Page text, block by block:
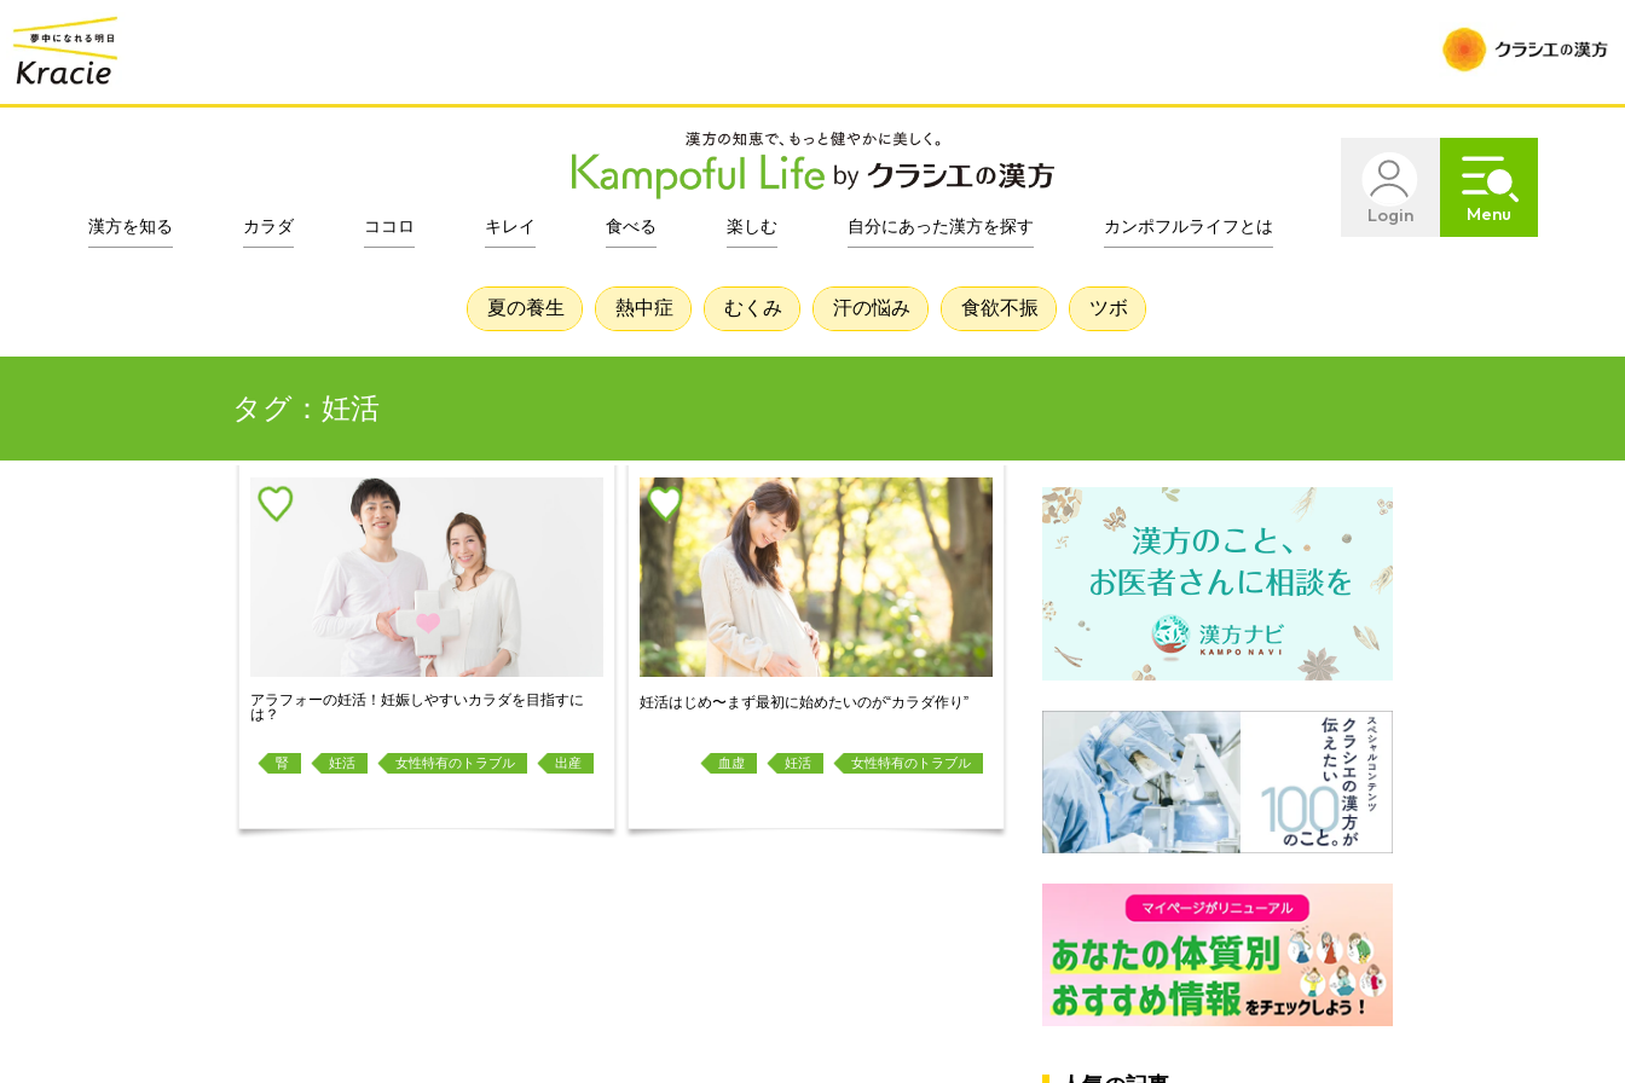
Login Menu
漢方を知る カラダ ココロ キレイ 食べる 楽しむ 自分にあった漢方を探す カンポフルライフとは
夏の養生 熱中症 むくみ 汗の悩み 食欲不振 ツボ
タグ：妊活
アラフォーの妊活！妊娠しやすいカラダを目指すに
は？
出産
女性特有のトラブル
妊活
腎
妊活はじめ〜まず最初に始めたいのが“カラダ作り”
女性特有のトラブル
妊活
血虚